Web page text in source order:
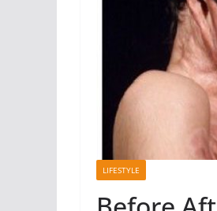
LIFESTYLE